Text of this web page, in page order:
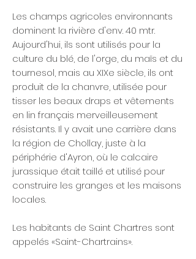
Les champs agricoles environnants
dominent la rivière d'env. 40 mtr.
Aujourd'hui, ils sont utilisés pour la
culture du blé, de l'orge, du maïs et du
tournesol, mais au XIXe siècle, ils ont
produit de la chanvre, utilisée pour
tisser les beaux draps et vêtements
en lin français merveilleusement
résistants. Il y avait une carrière dans
la région de Chollay, juste à la
périphérie d'Ayron, où le calcaire
jurassique était taillé et utilisé pour
construire les granges et les maisons
locales.
Les habitants de Saint Chartres sont
appelés «Saint-Chartrains».